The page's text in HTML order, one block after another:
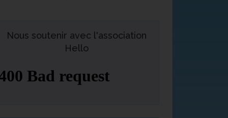
Nous soutenir avec l'association
Hello